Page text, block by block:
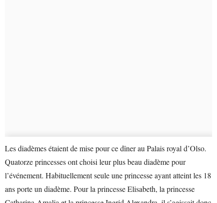
Les diadèmes étaient de mise pour ce dîner au Palais royal d’Olso.
Quatorze princesses ont choisi leur plus beau diadème pour
l’événement. Habituellement seule une princesse ayant atteint les 18
ans porte un diadème. Pour la princesse Elisabeth, la princesse